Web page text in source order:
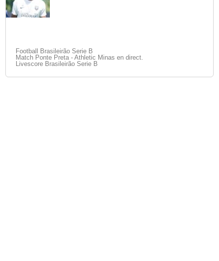
Football Brasileirão Serie B
Match Ponte Preta - Athletic Minas en direct.
Livescore Brasileirão Serie B